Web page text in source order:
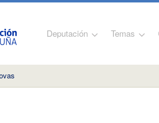
Deputación Temas